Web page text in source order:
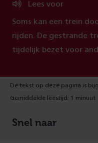
Lees voor
Soms kan een trein
rijden. De gestrande
tijdelijk bezet voor
De tekst op deze pagina is
Gemiddelde leestijd: 1 minuut
Snel naar